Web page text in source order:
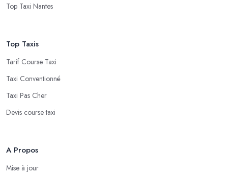
Top Taxi Nantes
Top Taxis
Tarif Course Taxi
Taxi Conventionné
Taxi Pas Cher
Devis course taxi
A Propos
Mise à jour